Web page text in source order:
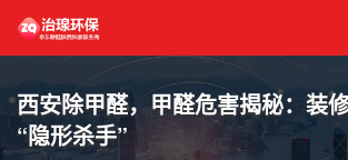
西安除甲醛，甲醛危害揭秘：装
“隐形杀手”